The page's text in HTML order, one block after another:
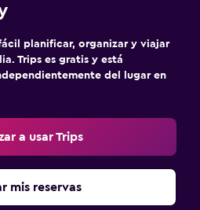
planificar, organizar y viajar
Trips es gratis y está
del lugar en
a usar Trips
mis reservas